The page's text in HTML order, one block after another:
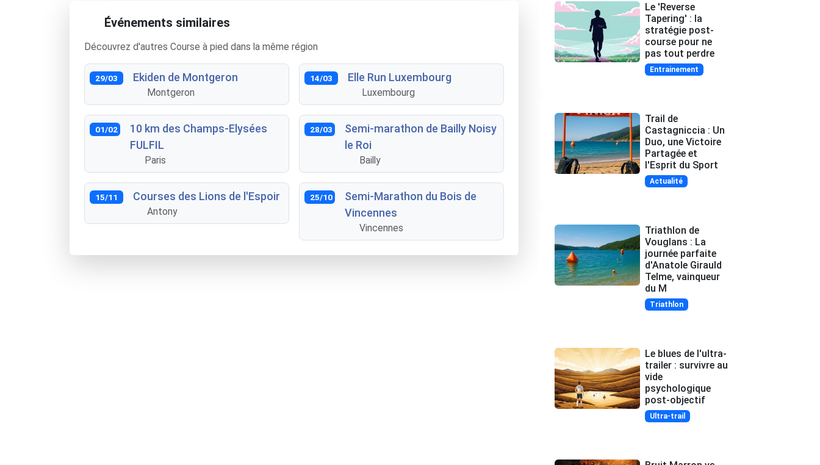
Événements similaires
Découvrez d'autres Course à pied dans la même région
29/03 Ekiden de Montgeron
Montgeron
14/03 Elle Run Luxembourg
Luxembourg
01/02
10 km des Champs-Elysées
FULFIL
Paris
28/03
Semi-marathon de Bailly Noisy
le Roi
Bailly
15/11 Courses des Lions de l'Espoir
Antony
25/10
Semi-Marathon du Bois de
Vincennes
Vincennes
Le 'Reverse
Tapering' : la
stratégie post-
course pour ne
pas tout perdre
Entrainement
Trail de
Castagniccia : Un
Duo, une Victoire
Partagée et
l'Esprit du Sport
Actualité
Triathlon de
Vouglans : La
journée parfaite
d'Anatole Girauld
Telme, vainqueur
du M
Triathlon
Le blues de l'ultra-
trailer : survivre au
vide
psychologique
post-objectif
Ultra-trail